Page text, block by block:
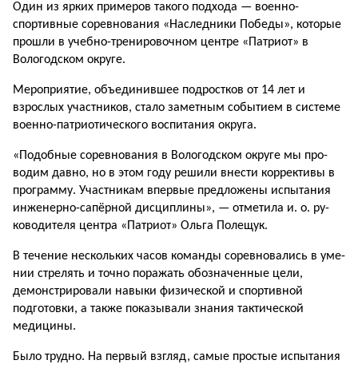
Один из ярких примеров такого подхода — военно-
спортивные соревнования «Наследники Победы», кото­рые
прошли в учебно-трени­ровочном центре «Патриот» в
Вологодском округе.
Мероприятие, объединив­шее подростков от 14 лет и
взрослых участников, стало заметным событием в систе­ме
военно-патриотического воспитания округа.
«Подобные соревнования в Вологодском округе мы про­
водим давно, но в этом году решили внести коррективы в
программу. Участникам впер­вые предложены испытания
инженерно-сапёрной дисци­плины», — отметила и. о. ру­
ководителя центра «Патриот» Ольга Полещук.
В течение нескольких часов команды соревновались в уме­
нии стрелять и точно поражать обозначенные цели,
демон­стрировали навыки физиче­ской и спортивной
подготовки, а также показывали знания так­тической
медицины.
Было трудно. На первый взгляд, самые простые испы­тания